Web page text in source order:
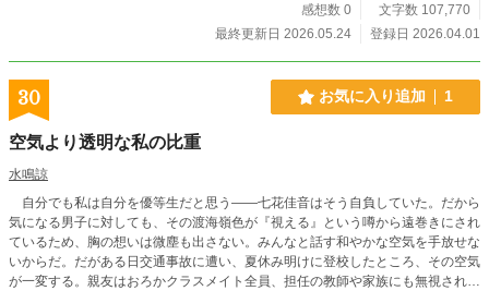
感想数 0
文字数 107,770
最終更新日 2026.05.24
登録日 2026.04.01
30 お気に入り追加 1
空気より透明な私の比重
水鳴諒
自分でも私は自分を優等生だと思う――七花佳音はそう自負していた。だから
気になる男子に対しても、その渡海嶺色が『視える』という噂から遠巻きにされ
ているため、胸の想いは微塵も出さない。みんなと話す和やかな空気を手放せな
いからだ。だがある日交通事故に遭い、夏休み明けに登校したところ、その空気
が一変する。親友はおろかクラスメイト全員、担任の教師や家族にも無視される